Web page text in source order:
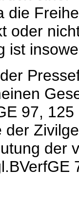
die
oder
ist
97,
der
der